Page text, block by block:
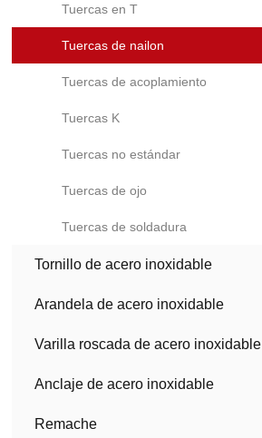
Tuercas en T
Tuercas de nailon
Tuercas de acoplamiento
Tuercas K
Tuercas no estándar
Tuercas de ojo
Tuercas de soldadura
Tornillo de acero inoxidable
Arandela de acero inoxidable
Varilla roscada de acero inoxidable
Anclaje de acero inoxidable
Remache